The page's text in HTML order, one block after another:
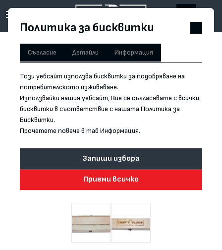
Начало / Кутия за нож - Chefsblade - България
Намаление при покупка на нож
Политика за бисквитки
Съгласие Детайли Информация
Този уебсайт използва бисквитки за подобряване на
потребителското изживяване.
Използвайки нашия уебсайт, Вие се съгласявате с всички
бисквитки в съответствие с нашата Политика за
Бисквитки.
Прочетете повече в таб Информация.
Запиши избора
Приеми всичко